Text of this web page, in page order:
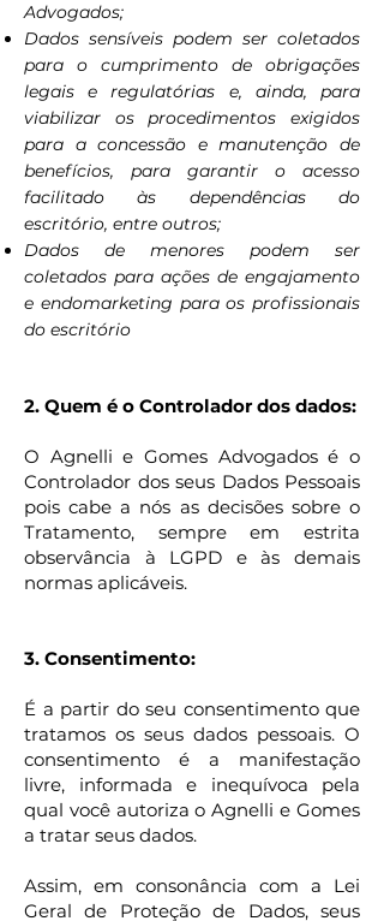
Advogados;
Dados sensíveis podem ser coletados
para o cumprimento de obrigações
legais e regulatórias e, ainda, para
viabilizar os procedimentos exigidos
para a concessão e manutenção de
benefícios, para garantir o acesso
facilitado às dependências do
escritório, entre outros;
Dados de menores podem ser
coletados para ações de engajamento
e endomarketing para os profissionais
do escritório
2. Quem é o Controlador dos dados:
O Agnelli e Gomes Advogados é o
Controlador dos seus Dados Pessoais
pois cabe a nós as decisões sobre o
Tratamento, sempre em estrita
observância à LGPD e às demais
normas aplicáveis.
3. Consentimento:
É a partir do seu consentimento que
tratamos os seus dados pessoais. O
consentimento é a manifestação
livre, informada e inequívoca pela
qual você autoriza o Agnelli e Gomes
a tratar seus dados.
Assim, em consonância com a Lei
Geral de Proteção de Dados, seus